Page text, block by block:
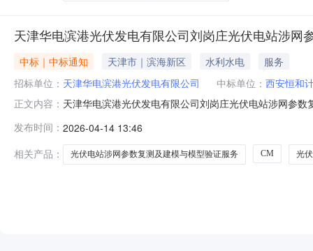
天津华电滨港光伏发电有限公司刘岗庄光伏电站涉网
中标｜中标通知 天津市｜滨海新区 水利水电
服务
招标单位： 天津华电滨港光伏发电有限公司 中标单位： 西安恒和
正文内容： 天津华电滨港光伏发电有限公司刘岗庄光伏电站涉网参
有限公司，排序1；（2）投标报价：168.000000万元，
232709340
发布时间： 2026-04-14 13:46
相关产品：
光伏电站涉网参数复测及建模与模型验证服务 CM 光